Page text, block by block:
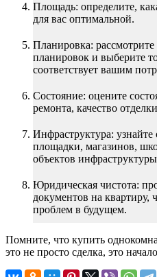
Площадь: определите,
для вас оптимальной.
Планировка:
планировок и выберите
соответствует вашим
Состояние: оцените
ремонта, качество
Инфраструктура:
площадки, магазинов,
объектов
Юридическая чистота:
документов на
проблем в будущем.
Помните, что купить
это не просто сделка, это